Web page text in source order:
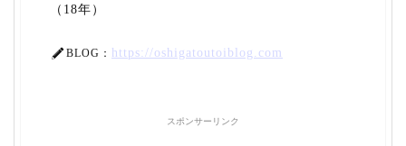
（18年）
BLOG： https://oshigatoutoiblog.com
スポンサーリンク